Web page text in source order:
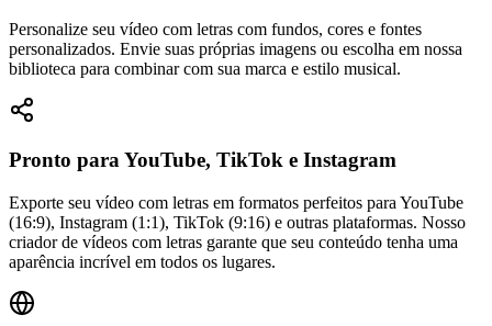
Personalize seu vídeo com letras com fundos, cores e fontes
personalizados. Envie suas próprias imagens ou escolha em nossa
biblioteca para combinar com sua marca e estilo musical.
Pronto para YouTube, TikTok e Instagram
Exporte seu vídeo com letras em formatos perfeitos para YouTube
(16:9), Instagram (1:1), TikTok (9:16) e outras plataformas. Nosso
criador de vídeos com letras garante que seu conteúdo tenha uma
aparência incrível em todos os lugares.